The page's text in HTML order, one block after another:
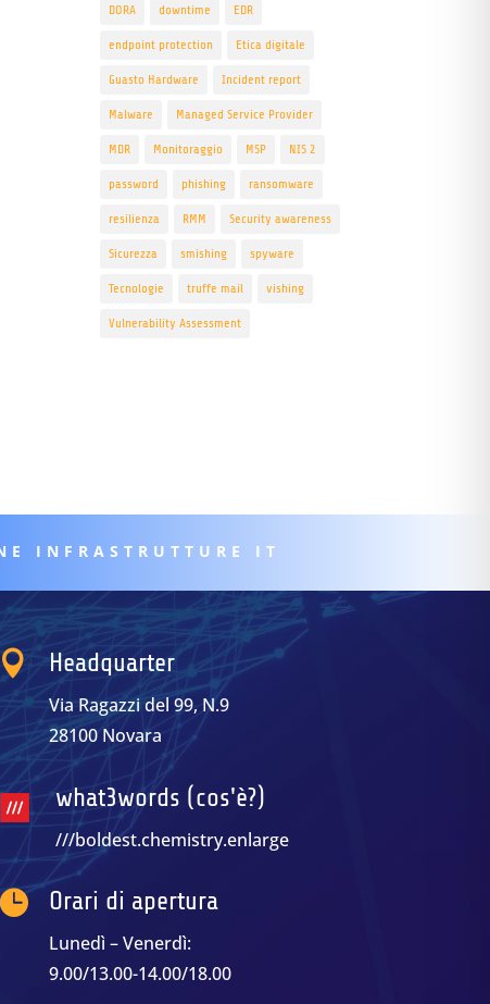
DORA downtime EDR
endpoint protection Etica digitale
Guasto Hardware Incident report
Malware Managed Service Provider
MDR Monitoraggio MSP NIS 2
password phishing ransomware
resilienza RMM Security awareness
Sicurezza smishing spyware
Tecnologie truffe mail vishing
Vulnerability Assessment
INFRASTRUTTURE IT
 Headquarter
Via Ragazzi del 99, N.9
28100 Novara
what3words (cos'è?)
///boldest.chemistry.enlarge
Orari di apertura
Lunedì – Venerdì:
9.00/13.00-14.00/18.00